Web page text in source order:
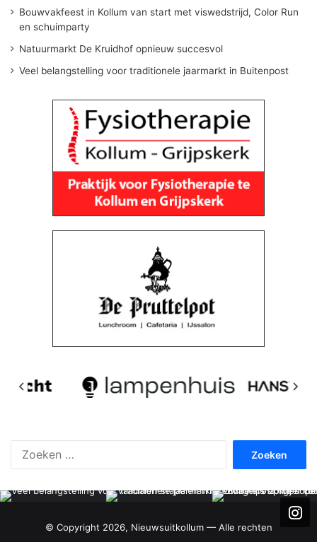
Bouwvakfeest in Kollum van start met viswedstrijd, Color Run
en schuimparty
Natuurmarkt De Kruidhof opnieuw succesvol
Veel belangstelling voor traditionele jaarmarkt in Buitenpost
© Copyright 2026, Nieuwsuitkollum — Alle rechten